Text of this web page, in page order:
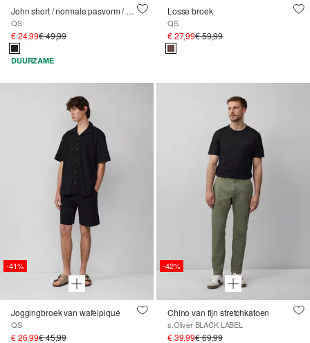
John short / normale pasvorm / halfhoog / vaste omslag
QS
€ 24,99€ 49,99
DUURZAME
Losse broek
QS
€ 27,99€ 59,99
-41%
Joggingbroek van wafelpiqué
QS
€ 26,99€ 45,99
-42%
Chino van fijn stretchkatoen
s.Oliver BLACK LABEL
€ 39,99€ 69,99